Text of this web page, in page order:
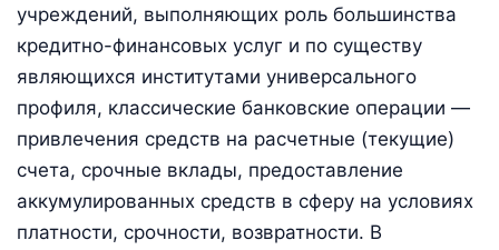
учреждений, выполняющих роль большинства
кредитно-финансовых услуг и по существу
являющихся институтами универсального
профиля, классические банковские операции —
привлечения средств на расчетные (текущие)
счета, срочные вклады, предоставление
аккумулированных средств в сферу на условиях
платности, срочности, возвратности. В